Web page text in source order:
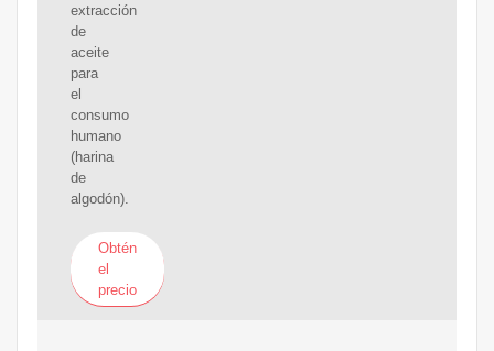
extracción
de
aceite
para
el
consumo
humano
(harina
de
algodón).
Obtén
el
precio